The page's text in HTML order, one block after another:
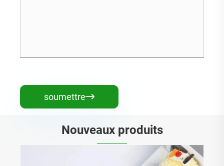
soumettre
Nouveaux produits